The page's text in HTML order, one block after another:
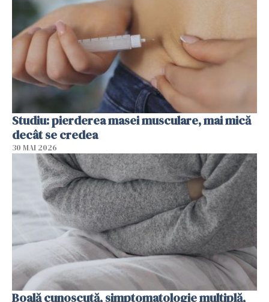
Studiu: pierderea masei musculare, mai mică
decât se credea
30 MAI 2026
Boală cunoscută, simptomatologie multiplă,